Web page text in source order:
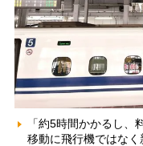
「約5時間かかるし
移動に飛行機ではな